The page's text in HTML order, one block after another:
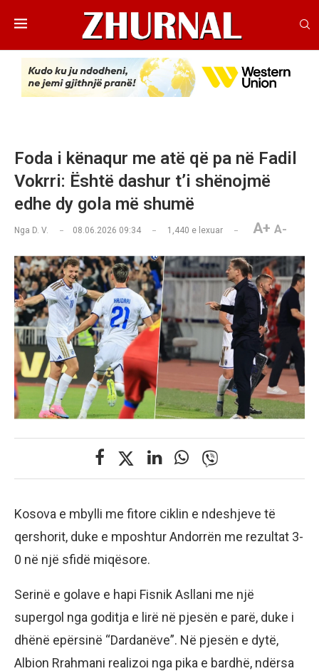
Foda i kënaqur me atë që pa në Fadil
Vokrri: Është dashur t’i shënojmë
edhe dy gola më shumë
Nga D. V. 08.06.2026 09:34 1,440 e lexuar A+ A-
Kosova e mbylli me fitore ciklin e ndeshjeve të
qershorit, duke e mposhtur Andorrën me rezultat 3-
0 në një sfidë miqësore.
Serinë e golave e hapi Fisnik Asllani me një
supergol nga goditja e lirë në pjesën e parë, duke i
dhënë epërsinë “Dardanëve”. Në pjesën e dytë,
Albion Rrahmani realizoi nga pika e bardhë, ndërsa